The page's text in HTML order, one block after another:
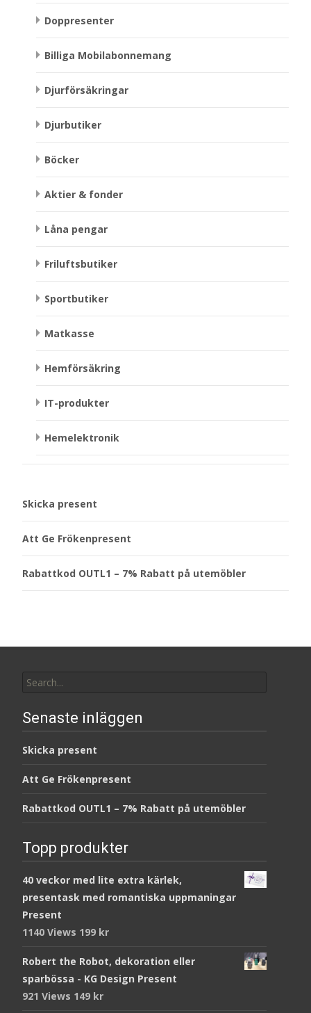
Doppresenter
Billiga Mobilabonnemang
Djurförsäkringar
Djurbutiker
Böcker
Aktier & fonder
Låna pengar
Friluftsbutiker
Sportbutiker
Matkasse
Hemförsäkring
IT-produkter
Hemelektronik
Skicka present
Att Ge Frökenpresent
Rabattkod OUTL1 – 7% Rabatt på utemöbler
for:
Senaste inläggen
Skicka present
Att Ge Frökenpresent
Rabattkod OUTL1 – 7% Rabatt på utemöbler
Topp produkter
40 veckor med lite extra kärlek,
presentask med romantiska uppmaningar
Present
1140 Views 199 kr
Robert the Robot, dekoration eller
sparbössa - KG Design Present
921 Views 149 kr